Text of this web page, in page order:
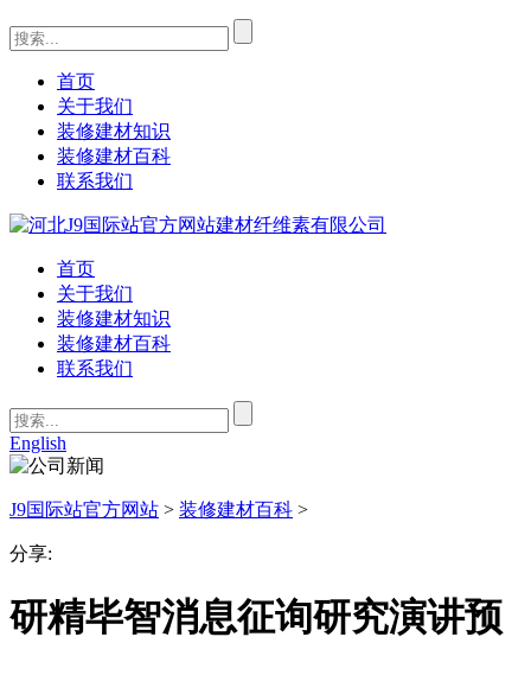
首页
关于我们
装修建材知识
装修建材百科
联系我们
首页
关于我们
装修建材知识
装修建材百科
联系我们
English
J9国际站官方网站 > 装修建材百科 >
分享:
研精毕智消息征询研究演讲预